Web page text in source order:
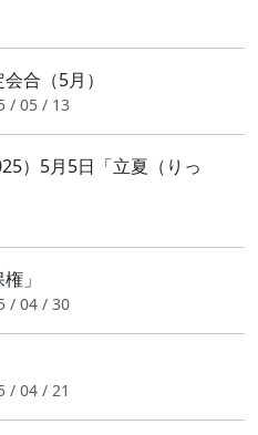
合（5月）
/ 05 / 13
）5月5日「立夏（りっ
」
/ 04 / 30
/ 04 / 21